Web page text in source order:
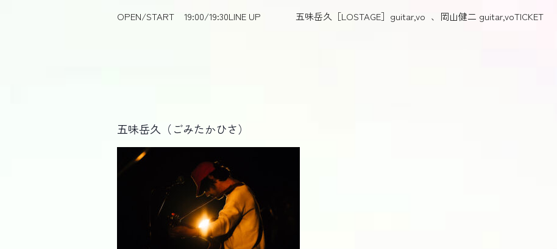
OPEN/START 19:00/19:30LINE UP 五味岳久［LOSTAGE］guitar,vo 、岡山健二 guitar,voTICKET
五味岳久（ごみたかひさ）